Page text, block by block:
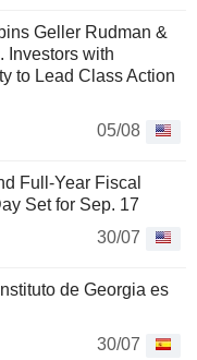
Geller Rudman &
Investors with
to Lead Class Action
05/08
Full-Year Fiscal
Set for Sep. 17
30/07
de Georgia es
30/07